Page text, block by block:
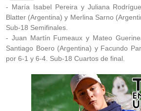
- María Isabel Pereira y Juliana
Blatter (Argentina) y Merlina Sarno
Sub-18 Semifinales.
- Juan Martín Fumeaux y Mateo
Santiago Boero (Argentina) y Facundo
por 6-1 y 6-4. Sub-18 Cuartos de final.